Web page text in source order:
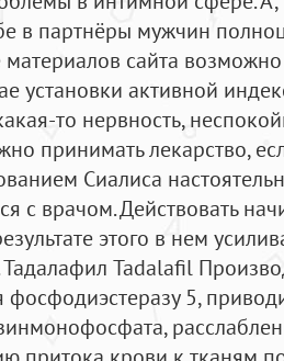
в партнёры мужчин
сайта
установки активной
то нервность,
принимать лекарство,
Сиалиса
с врачом. Действовать
этого в нем
Tadalafil
фосфодиэстеразу 5,